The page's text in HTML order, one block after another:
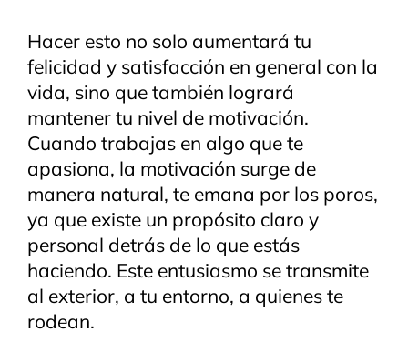
Hacer esto no solo aumentará tu
felicidad y satisfacción en general con la
vida, sino que también logrará
mantener tu nivel de motivación.
Cuando trabajas en algo que te
apasiona, la motivación surge de
manera natural, te emana por los poros,
ya que existe un propósito claro y
personal detrás de lo que estás
haciendo. Este entusiasmo se transmite
al exterior, a tu entorno, a quienes te
rodean.